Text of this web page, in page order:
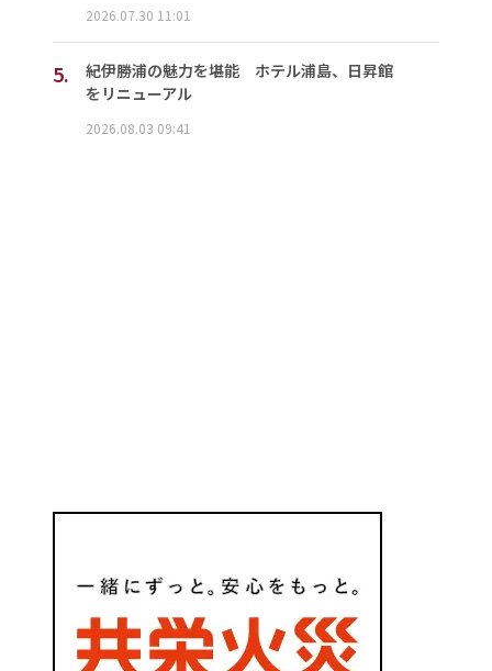
2026.07.30 11:01
5.
紀伊勝浦の魅力を堪能 ホテル浦島、日昇館
をリニューアル
2026.08.03 09:41